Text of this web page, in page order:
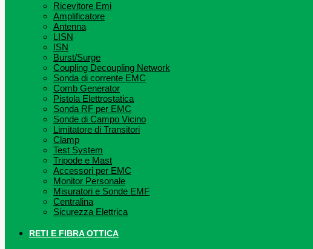
Ricevitore Emi
Amplificatore
Antenna
LISN
ISN
Burst/Surge
Coupling Decoupling Network
Sonda di corrente EMC
Comb Generator
Pistola Elettrostatica
Sonda RF per EMC
Sonde di Campo Vicino
Limitatore di Transitori
Clamp
Test System
Tripode e Mast
Accessori per EMC
Monitor Personale
Misuratori e Sonde EMF
Centralina
Sicurezza Elettrica
RETI E FIBRA OTTICA